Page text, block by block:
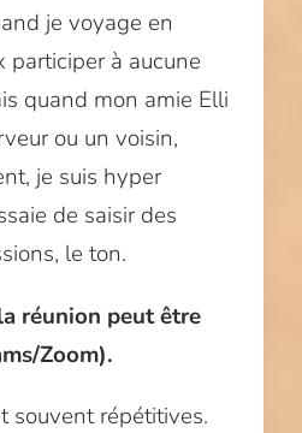
je voyage en
participer à aucune
quand mon amie Elli
ou un voisin,
je suis hyper
de saisir des
le ton.
réunion peut être
Zoom).
souvent répétitives.